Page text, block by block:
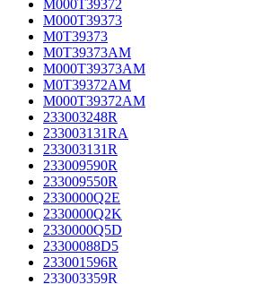
M000T39372
M000T39373
M0T39373
M0T39373AM
M000T39373AM
M0T39372AM
M000T39372AM
233003248R
233003131RA
233003131R
233009590R
233009550R
2330000Q2E
2330000Q2K
2330000Q5D
23300088D5
233001596R
233003359R